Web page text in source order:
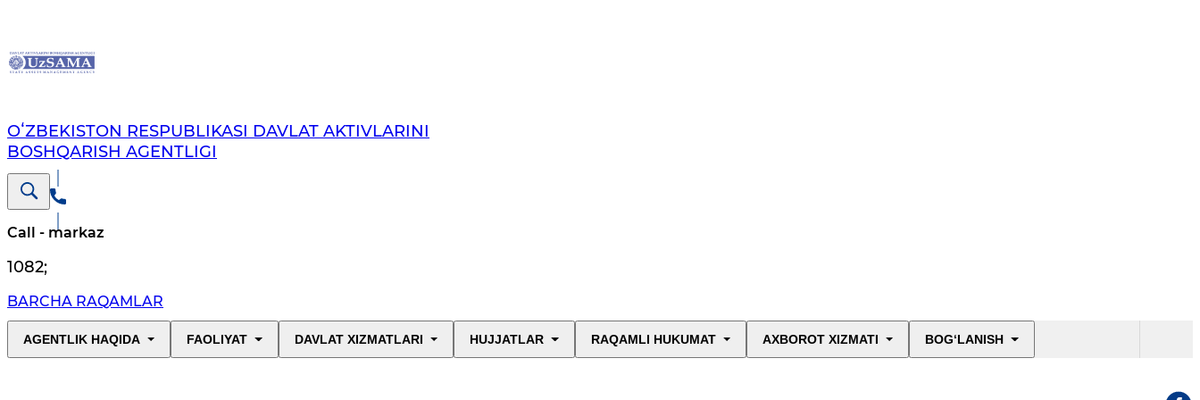
OʻZBEKISTON RESPUBLIKASI DAVLAT AKTIVLARINI
BOSHQARISH AGENTLIGI
Call - markaz
1082;
BARCHA RAQAMLAR
AGENTLIK HAQIDA FAOLIYAT DAVLAT XIZMATLARI HUJJATLAR RAQAMLI HUKUMAT AXBOROT XIZMATI BOG‘LANISH